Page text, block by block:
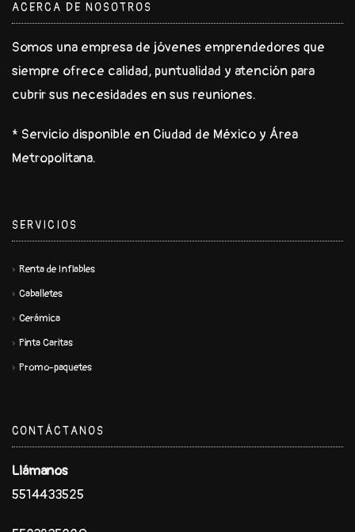
ACERCA DE NOSOTROS
Somos una empresa de jóvenes emprendedores que
siempre ofrece calidad, puntualidad y atención para
cubrir sus necesidades en sus reuniones.
* Servicio disponible en Ciudad de México y Área
Metropolitana.
SERVICIOS
Renta de Inflables
Caballetes
Cerámica
Pinta Caritas
Promo-paquetes
CONTÁCTANOS
Llámanos
5514433525